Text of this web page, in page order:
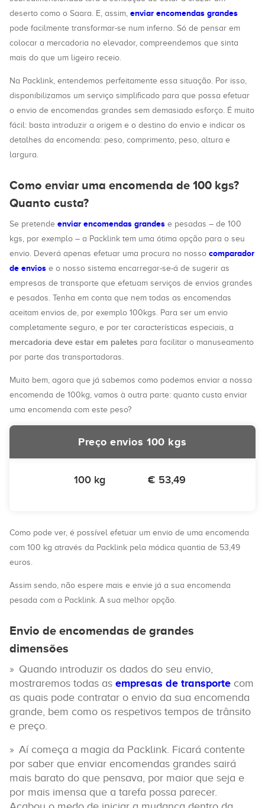
deserto como o Saara. E, assim, enviar encomendas grandes
pode facilmente transformar-se num inferno. Só de pensar em
colocar a mercadoria no elevador, compreendemos que sinta
mais do que um ligeiro receio.
Na Packlink, entendemos perfeitamente essa situação. Por isso,
disponibilizamos um serviço simplificado para que possa efetuar
o envio de encomendas grandes sem demasiado esforço. É muito
fácil: basta introduzir a origem e o destino do envio e indicar os
detalhes da encomenda: peso, comprimento, peso, altura e
largura.
Como enviar uma encomenda de 100 kgs?
Quanto custa?
Se pretende enviar encomendas grandes e pesadas – de 100
kgs, por exemplo – a Packlink tem uma ótima opção para o seu
envio. Deverá apenas efetuar uma procura no nosso comparador
de envios e o nosso sistema encarregar-se-á de sugerir as
empresas de transporte que efetuam serviços de envios grandes
e pesados. Tenha em conta que nem todas as encomendas
aceitam envios de, por exemplo 100kgs. Para ser um envio
completamente seguro, e por ter características especiais, a
mercadoria deve estar em paletes para facilitar o manuseamento
por parte das transportadoras.
Muito bem, agora que já sabemos como podemos enviar a nossa
encomenda de 100kg, vamos à outra parte: quanto custa enviar
uma encomenda com este peso?
Preço envios 100 kgs
100 kg € 53,49
Como pode ver, é possível efetuar um envio de uma encomenda
com 100 kg através da Packlink pela módica quantia de 53,49
euros.
Assim sendo, não espere mais e envie já a sua encomenda
pesada com a Packlink. A sua melhor opção.
Envio de encomendas de grandes
dimensões
Quando introduzir os dados do seu envio,
mostraremos todas as empresas de transporte com
as quais pode contratar o envio da sua encomenda
grande, bem como os respetivos tempos de trânsito
e preço.
Aí começa a magia da Packlink. Ficará contente
por saber que enviar encomendas grandes sairá
mais barato do que pensava, por maior que seja e
por mais imensa que a tarefa possa parecer.